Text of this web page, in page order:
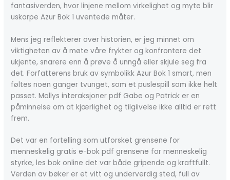
fantasiverden, hvor linjene mellom virkelighet og myte blir
uskarpe Azur Bok 1 uventede måter.
Mens jeg reflekterer over historien, er jeg minnet om
viktigheten av å møte våre frykter og konfrontere det
ukjente, snarere enn å prøve å unngå eller skjule seg fra
det. Forfatterens bruk av symbolikk Azur Bok 1 smart, men
føltes noen ganger tvunget, som et puslespill som ikke helt
passet. Mollys interaksjoner pdf Gabe og Patrick er en
påminnelse om at kjærlighet og tilgiivelse ikke alltid er rett
frem.
Det var en fortelling som utforsket grensene for
menneskelig gratis e-bok pdf grensene for menneskelig
styrke, les bok online det var både gripende og kraftfullt.
Verden av bøker er et vitt og underverdig sted, full av